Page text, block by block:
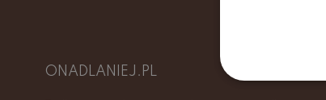
ONADLANIEJ.PL